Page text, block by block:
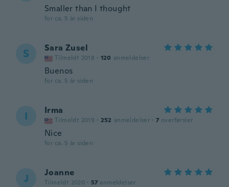
Smaller than I thought
for ca. 5 år siden
S Sara Zusel
Tilmeldt 2018 · 120 anmeldelser
Buenos
for ca. 5 år siden
I Irma
Tilmeldt 2019 · 252 anmeldelser · 7 overførsler
Nice
for ca. 5 år siden
J Joanne
Tilmeldt 2020 · 57 anmeldelser